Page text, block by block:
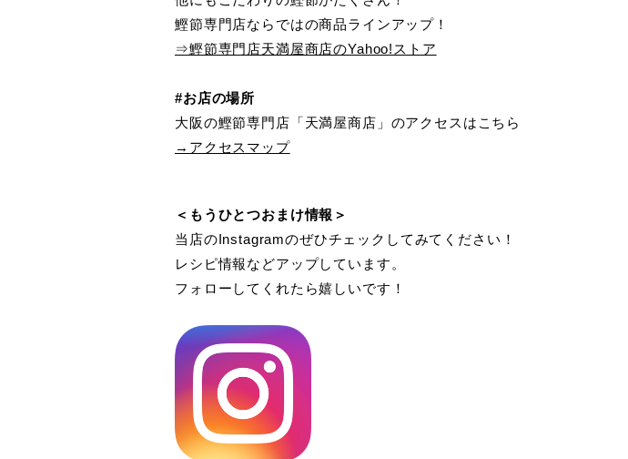
鰹節専門店ならではの商品ラインアップ！
⇒鰹節専門店天満屋商店のYahoo!ストア
#お店の場所
大阪の鰹節専門店「天満屋商店」のアクセスはこちら
→アクセスマップ
＜もうひとつおまけ情報＞
当店のInstagramのぜひチェックしてみてください！
レシピ情報などアップしています。
フォローしてくれたら嬉しいです！